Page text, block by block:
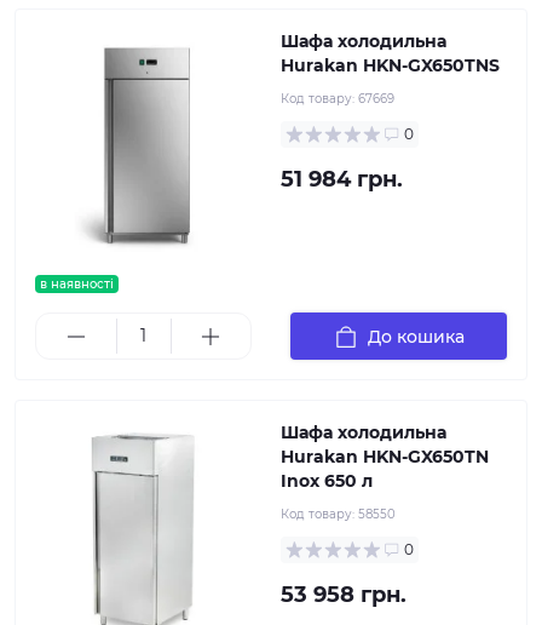
в наявності
Шафа холодильна
Hurakan HKN-GX650TNS
Код товару: 67669
0
51 984 грн.
До кошика
Шафа холодильна
Hurakan HKN-GX650TN
Inox 650 л
Код товару: 58550
0
53 958 грн.